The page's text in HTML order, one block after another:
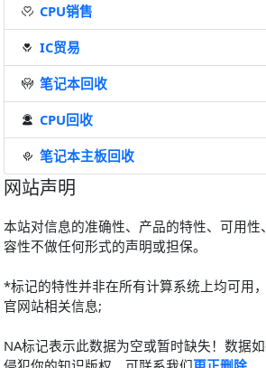
CPU销售
IC贸易
笔记本回收
CPU回收
笔记本主板回收
网站声明
本站对信息的准确性、产品的特性、可用
容性不做任何形式的声明或担保。
*标记的特性并非在所有计算系统上均可用
官网站相关信息;
NA标记表示此数据为空或暂时缺失！数据